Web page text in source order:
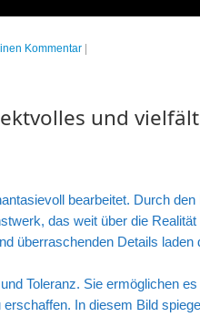
Kommentar
und
bearbeitet. Durch
das weit über die
überraschenden Details laden
Toleranz. Sie ermöglichen
In diesem Bild